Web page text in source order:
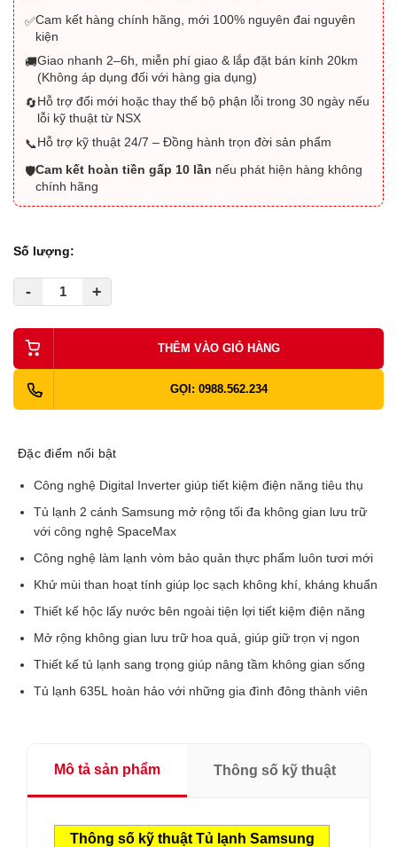
✅Cam kết hàng chính hãng, mới 100% nguyên đai nguyên
kiện
🚚Giao nhanh 2–6h, miễn phí giao & lắp đặt bán kính 20km
(Không áp dụng đối với hàng gia dụng)
🔄Hỗ trợ đổi mới hoặc thay thế bộ phận lỗi trong 30 ngày nếu
lỗi kỹ thuật từ NSX
📞Hỗ trợ kỹ thuật 24/7 – Đồng hành trọn đời sản phẩm
🛡️Cam kết hoàn tiền gấp 10 lần nếu phát hiện hàng không
chính hãng
Số lượng:
- +
THÊM VÀO GIỎ HÀNG
GỌI: 0988.562.234
Đặc điểm nổi bật
Công nghệ Digital Inverter giúp tiết kiệm điện năng tiêu thụ
Tủ lạnh 2 cánh Samsung mở rộng tối đa không gian lưu trữ
với công nghệ SpaceMax
Công nghệ làm lạnh vòm bảo quản thực phẩm luôn tươi mới
Khử mùi than hoạt tính giúp lọc sạch không khí, kháng khuẩn
Thiết kế hộc lấy nước bên ngoài tiện lợi tiết kiệm điện năng
Mở rộng không gian lưu trữ hoa quả, giúp giữ trọn vị ngon
Thiết kế tủ lạnh sang trọng giúp nâng tầm không gian sống
Tủ lạnh 635L hoàn hảo với những gia đình đông thành viên
Mô tả sản phẩm Thông số kỹ thuật
Thông số kỹ thuật Tủ lạnh Samsung